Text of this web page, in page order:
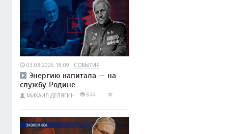
03.03.2026 18:09 СОБЫТИЯ
Энергию капитала — на
службу Родине
МИХАИЛ ДЕЛЯГИН 644